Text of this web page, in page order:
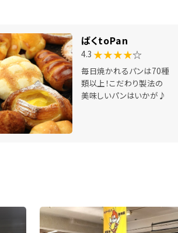
ばくtoPan
4.3 ★★★★☆
毎日焼かれるパンは70種
類以上！こだわり製法の
美味しいパンはいかが♪